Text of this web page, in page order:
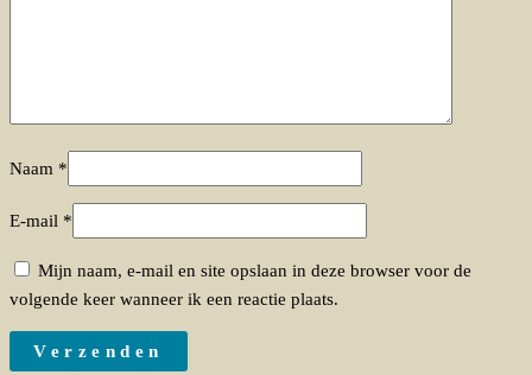
Naam *
E-mail *
Mijn naam, e-mail en site opslaan in deze browser voor de
volgende keer wanneer ik een reactie plaats.